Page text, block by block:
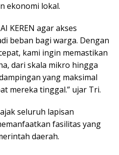
ekonomi lokal.
KEREN agar akses
beban bagi warga. Dengan
kami ingin memastikan
dari skala mikro hingga
yang maksimal
mereka tinggal.” ujar Tri.
seluruh lapisan
fasilitas yang
daerah.